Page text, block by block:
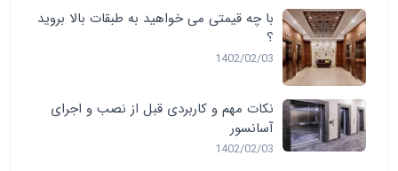
با چه قیمتی می خواهید به طبقات بالا بروید
؟
1402/02/03
نکات مهم و کاربردی قبل از نصب و اجرای
آسانسور
1402/02/03